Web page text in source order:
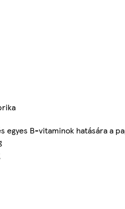
egyes B-vitaminok hatására a